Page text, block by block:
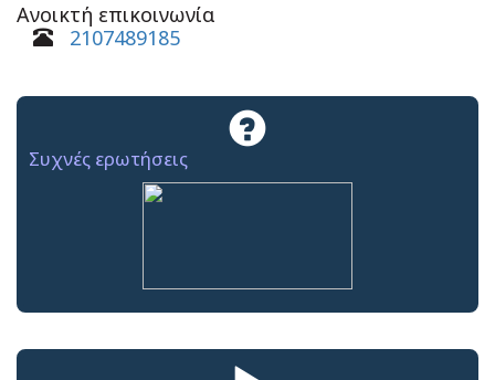
Ανοικτή επικοινωνία
2107489185
Συχνές ερωτήσεις